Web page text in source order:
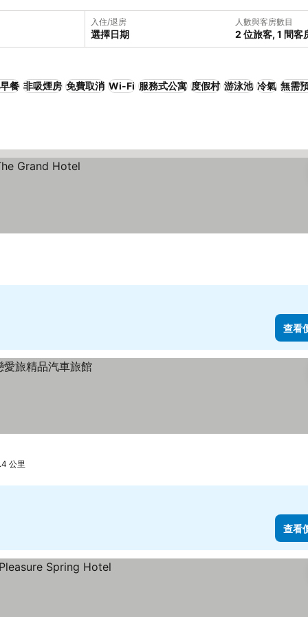
入住/退房
選擇日期
人數與客房數目
2 位旅客, 1 間客
餐 非吸煙房 免費取消 Wi-Fi 服務式公寓 度假村 游泳池 冷氣 無需
查看
公里
查看